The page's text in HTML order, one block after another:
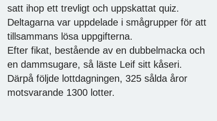
satt ihop ett trevligt och uppskattat quiz.
Deltagarna var uppdelade i smågrupper för att
tillsammans lösa uppgifterna.
Efter fikat, bestående av en dubbelmacka och
en dammsugare, så läste Leif sitt kåseri.
Därpå följde lottdagningen, 325 sålda åror
motsvarande 1300 lotter.